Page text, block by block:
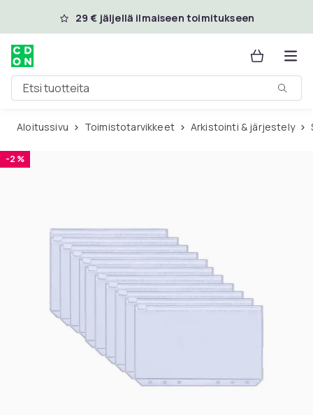
Ohita ja siirry pääsisältöön
29 € jäljellä ilmaiseen toimitukseen
Etsi tuotteita
Aloitussivu Toimistotarvikkeet Arkistointi & järjestely
-2 %